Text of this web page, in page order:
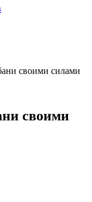
своими силами
своими